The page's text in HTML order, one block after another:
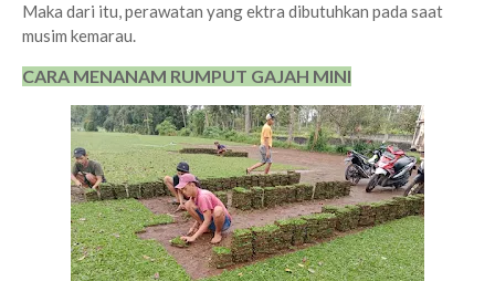
Maka dari itu, perawatan yang ektra dibutuhkan pada saat
musim kemarau.
CARA MENANAM RUMPUT GAJAH MINI